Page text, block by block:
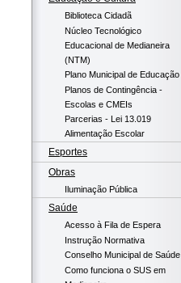
Biblioteca Cidadã
Núcleo Tecnológico
Educacional de Medianeira
(NTM)
Plano Municipal de Educação
Planos de Contingência -
Escolas e CMEIs
Parcerias - Lei 13.019
Alimentação Escolar
Esportes
Obras
Iluminação Pública
Saúde
Acesso à Fila de Espera
Instrução Normativa
Conselho Municipal de Saúde
Como funciona o SUS em